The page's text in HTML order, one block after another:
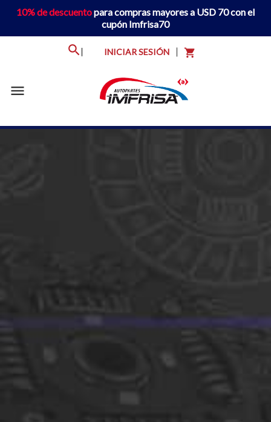
10% de descuentopara compras mayores a USD 70 con el
cupón Imfrisa70
INICIAR SESIÓN shopping_cart
menu